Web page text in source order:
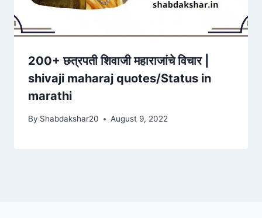
200+ छत्रपती शिवाजी महाराजांचे विचार |
shivaji maharaj quotes/Status in
marathi
By Shabdakshar20 August 9, 2022